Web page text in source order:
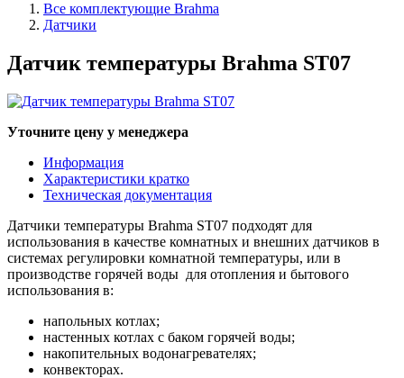
Все комплектующие Brahma
Датчики
Датчик температуры Brahma ST07
Уточните цену у менеджера
Информация
Характеристики кратко
Техническая документация
Датчики температуры Brahma ST07 подходят для
использования в качестве комнатных и внешних датчиков в
системах регулировки комнатной температуры, или в
производстве горячей воды для отопления и бытового
использования в:
напольных котлах;
настенных котлах с баком горячей воды;
накопительных водонагревателях;
конвекторах.